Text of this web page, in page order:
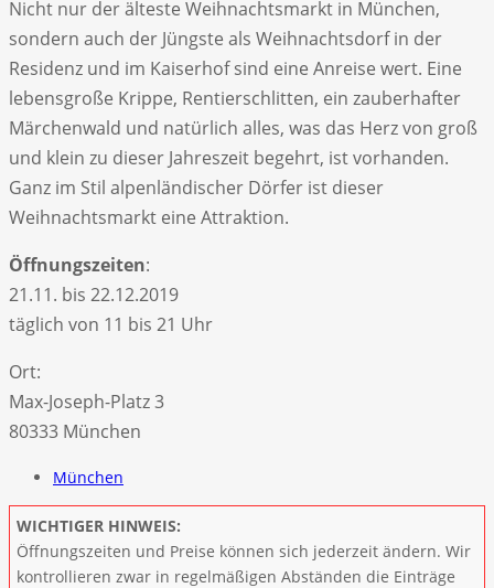
Nicht nur der älteste Weihnachtsmarkt in München,
sondern auch der Jüngste als Weihnachtsdorf in der
Residenz und im Kaiserhof sind eine Anreise wert. Eine
lebensgroße Krippe, Rentierschlitten, ein zauberhafter
Märchenwald und natürlich alles, was das Herz von groß
und klein zu dieser Jahreszeit begehrt, ist vorhanden.
Ganz im Stil alpenländischer Dörfer ist dieser
Weihnachtsmarkt eine Attraktion.
Öffnungszeiten:
21.11. bis 22.12.2019
täglich von 11 bis 21 Uhr
Ort:
Max-Joseph-Platz 3
80333 München
München
WICHTIGER HINWEIS:
Öffnungszeiten und Preise können sich jederzeit ändern. Wir
kontrollieren zwar in regelmäßigen Abständen die Einträge